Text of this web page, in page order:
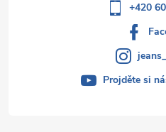
+420
Projděte si